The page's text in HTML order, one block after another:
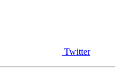
Twitter